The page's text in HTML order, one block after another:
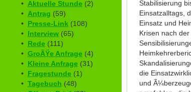
• Aktuelle Stunde (2)
• Antrag (59)
• Presse-Link (108)
• Interview (65)
• Rede (111)
• GroÃŸe Anfrage (4)
• Kleine Anfrage (31)
• Fragestunde (1)
• Tagebuch (48)
Stabilisierung
Einsatzalltags,
Einsatz und
Krisen nach
die
und